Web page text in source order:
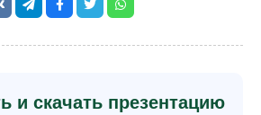
и скачать презентацию